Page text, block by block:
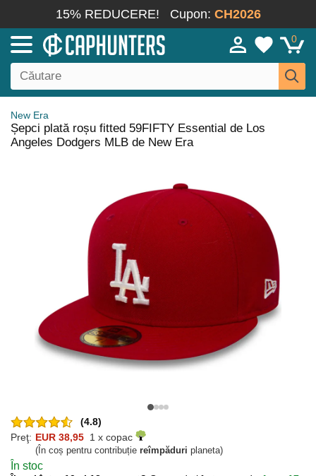
15% REDUCERE! Cupon: CH2026
0
New Era
Șepci plată roșu fitted 59FIFTY Essential de Los
Angeles Dodgers MLB de New Era
(4.8)
Preţ: EUR 38,95 1 x copac
(În coș pentru contribuție reîmpăduri planeta)
În stoc